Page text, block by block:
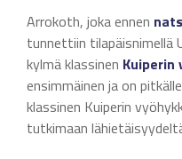
Arrokoth, joka ennen
tunnettiin tilapäisnimellä
kylmä klassinen Kuiperin
ensimmäinen ja on
klassinen Kuiperin
tutkimaan